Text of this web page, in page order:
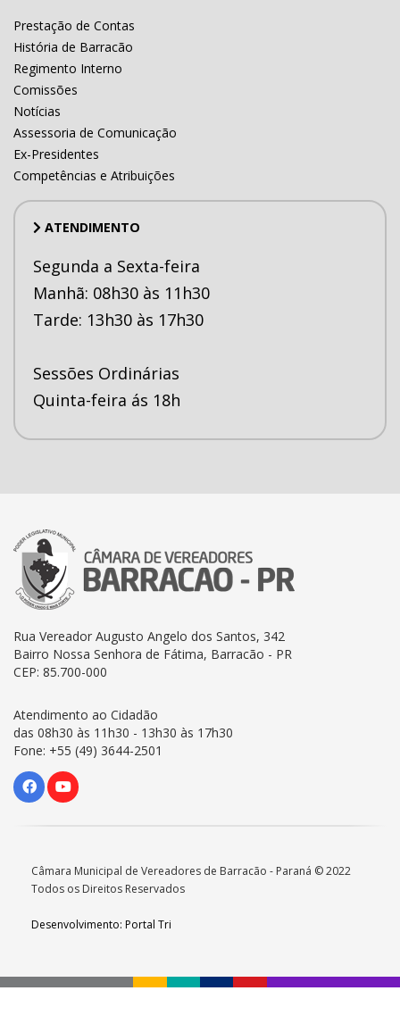
Prestação de Contas
História de Barracão
Regimento Interno
Comissões
Notícias
Assessoria de Comunicação
Ex-Presidentes
Competências e Atribuições
ATENDIMENTO
Segunda a Sexta-feira
Manhã: 08h30 às 11h30
Tarde: 13h30 às 17h30
Sessões Ordinárias
Quinta-feira ás 18h
Rua Vereador Augusto Angelo dos Santos, 342
Bairro Nossa Senhora de Fátima, Barracão - PR
CEP: 85.700-000
Atendimento ao Cidadão
das 08h30 às 11h30 - 13h30 às 17h30
Fone: +55 (49) 3644-2501
Câmara Municipal de Vereadores de Barracão - Paraná © 2022
Todos os Direitos Reservados
Desenvolvimento: Portal Tri